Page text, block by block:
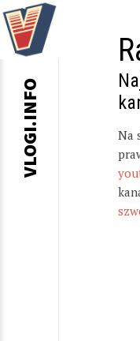
Na
VLOGI.INFO